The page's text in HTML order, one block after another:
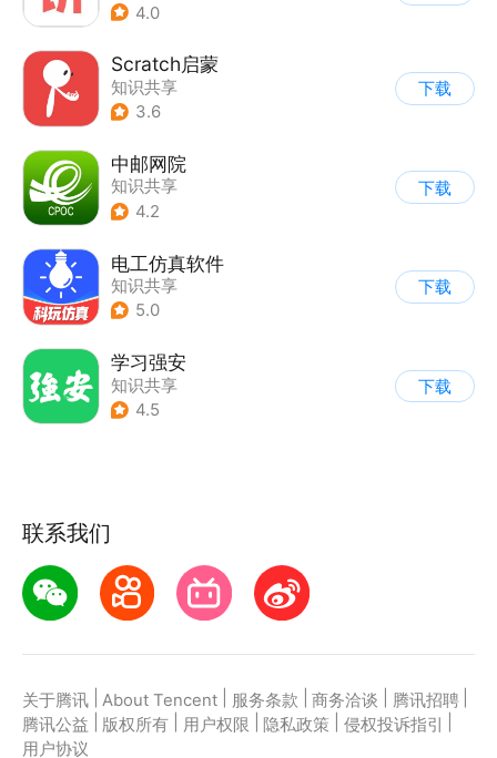
4.0
Scratch启蒙
知识共享
3.6
下载
中邮网院
知识共享
4.2
下载
电工仿真软件
知识共享
5.0
下载
学习强安
知识共享
4.5
下载
联系我们
关于腾讯 About Tencent 服务条款 商务洽谈 腾讯招聘
腾讯公益
版权所有 用户权限 隐私政策 侵权投诉指引
用户协议